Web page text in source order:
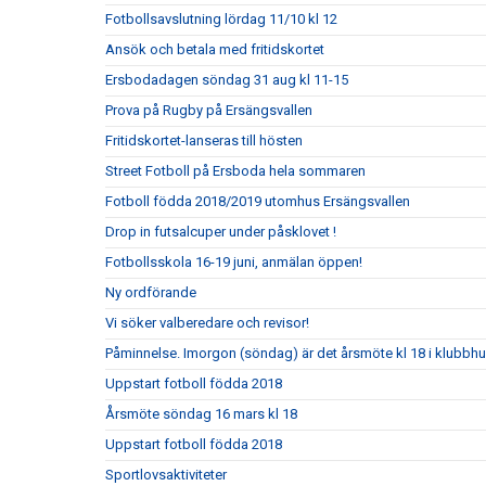
Fotbollsavslutning lördag 11/10 kl 12
Ansök och betala med fritidskortet
Ersbodadagen söndag 31 aug kl 11-15
Prova på Rugby på Ersängsvallen
Fritidskortet-lanseras till hösten
Street Fotboll på Ersboda hela sommaren
Fotboll födda 2018/2019 utomhus Ersängsvallen
Drop in futsalcuper under påsklovet !
Fotbollsskola 16-19 juni, anmälan öppen!
Ny ordförande
Vi söker valberedare och revisor!
Påminnelse. Imorgon (söndag) är det årsmöte kl 18 i
Uppstart fotboll födda 2018
Årsmöte söndag 16 mars kl 18
Uppstart fotboll födda 2018
Sportlovsaktiviteter